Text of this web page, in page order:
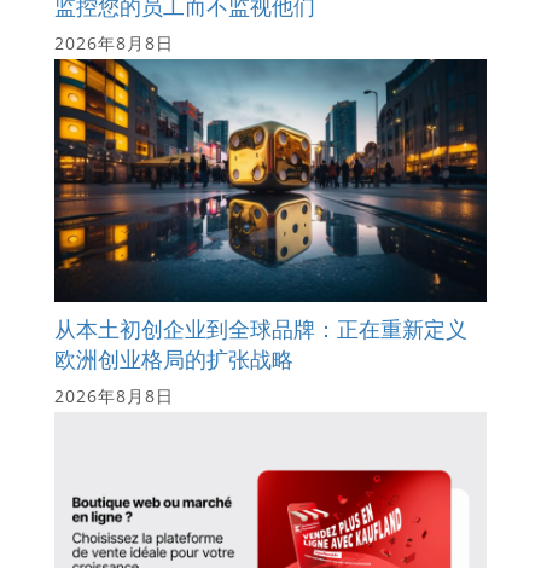
监控您的员工而不监视他们
2026年8月8日
从本土初创企业到全球品牌：正在重新定义
欧洲创业格局的扩张战略
2026年8月8日